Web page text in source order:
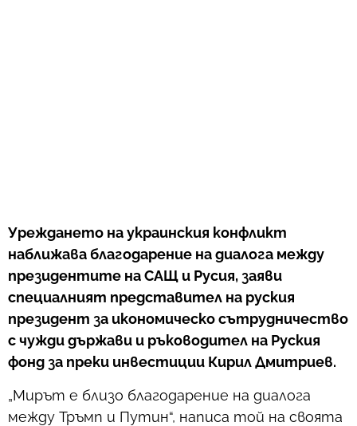
Уреждането на украинския конфликт
наближава благодарение на диалога между
президентите на САЩ и Русия, заяви
специалният представител на руския
президент за икономическо сътрудничество
с чужди държави и ръководител на Руския
фонд за преки инвестиции Кирил Дмитриев.
„Мирът е близо благодарение на диалога
между Тръмп и Путин“, написа той на своята